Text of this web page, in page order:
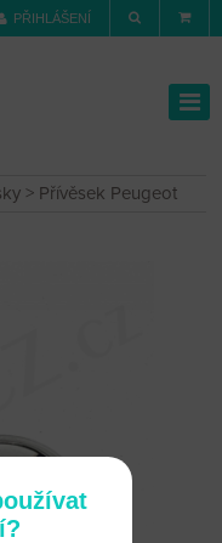
PŘIHLÁŠENÍ
> Přívěsek Peugeot